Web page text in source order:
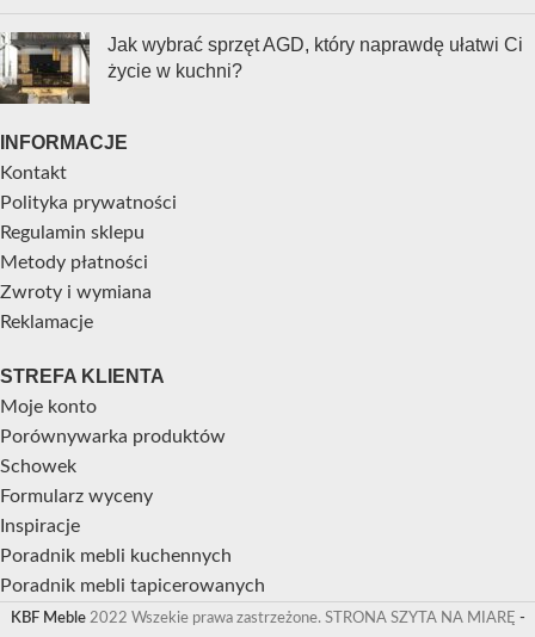
Jak wybrać sprzęt AGD, który naprawdę ułatwi Ci
życie w kuchni?
INFORMACJE
Kontakt
Polityka prywatności
Regulamin sklepu
Metody płatności
Zwroty i wymiana
Reklamacje
STREFA KLIENTA
Moje konto
Porównywarka produktów
Schowek
Formularz wyceny
Inspiracje
Poradnik mebli kuchennych
Poradnik mebli tapicerowanych
KBF Meble 2022 Wszekie prawa zastrzeżone. STRONA SZYTA NA MIARĘ -